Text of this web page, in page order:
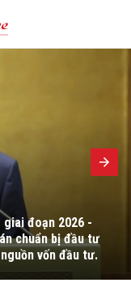
đoạn 2026 -
chuẩn bị đầu tư
vốn đầu tư.